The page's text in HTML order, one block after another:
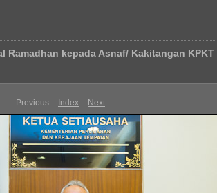
kepada Asnaf/ Kakitangan KPKT
Previous Index Next